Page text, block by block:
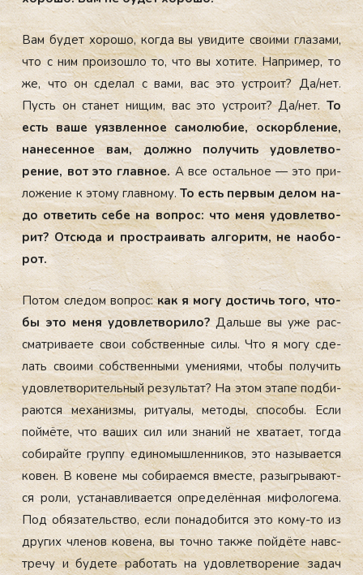
Вам бу­дет хо­рошо, ког­да вы уви­дите сво­ими гла­зами,
что с ним про­изош­ло то, что вы хо­тите. Нап­ри­мер, то
же, что он сде­лал с ва­ми, вас это ус­тро­ит? Да/нет.
Пусть он ста­нет ни­щим, вас это ус­тро­ит? Да/нет.То
есть ва­ше у­яз­влен­ное са­молю­бие, ос­кор­бле­ние,
на­несен­ное вам, дол­жно по­лучить удов­летво­
рение, вот это глав­ное.А все ос­таль­ное — это при­
ложе­ние к это­му глав­но­му.То есть пер­вым де­лом на­
до от­ве­тить се­бе на воп­рос: что ме­ня удов­летво­
рит? От­сю­да и прос­тра­ивать ал­го­ритм, не на­обо­
рот.
По­том сле­дом воп­рос:как я мо­гу дос­тичь то­го, что­
бы это ме­ня удов­летво­рило?Даль­ше вы уже рас­
смат­ри­ва­ете свои собс­твен­ные си­лы. Что я мо­гу сде­
лать сво­ими собс­твен­ны­ми уме­ни­ями, что­бы по­лучить
удов­летво­ритель­ный ре­зуль­тат? На этом эта­пе под­би­
ра­ют­ся ме­ханиз­мы, ри­ту­алы, ме­тоды, спо­собы. Ес­ли
пой­мё­те, что ва­ших сил или зна­ний не хва­та­ет, тог­да
со­бирай­те груп­пу еди­номыш­ленни­ков, это на­зыва­ет­ся
ко­вен. В ко­вене мы со­бира­ем­ся вмес­те, ра­зыг­ры­ва­ют­
ся ро­ли, ус­та­нав­ли­ва­ет­ся оп­ре­делён­ная ми­фоло­гема.
Под обя­затель­ство, ес­ли по­надо­бит­ся это ко­му-то из
дру­гих чле­нов ко­вена, вы точ­но так­же пой­дё­те навс­
тре­чу и бу­дете ра­ботать на удов­летво­рение за­дач